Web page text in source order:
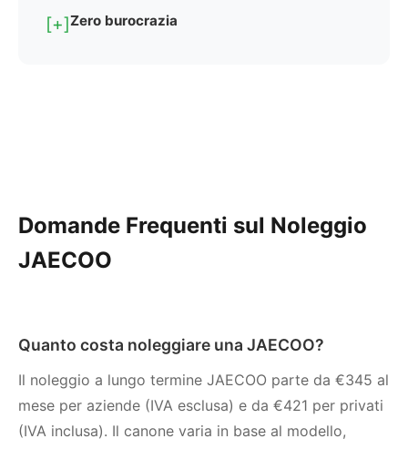
[+]Zero burocrazia
Domande Frequenti sul Noleggio
JAECOO
Quanto costa noleggiare una JAECOO?
Il noleggio a lungo termine JAECOO parte da €345 al
mese per aziende (IVA esclusa) e da €421 per privati
(IVA inclusa). Il canone varia in base al modello,